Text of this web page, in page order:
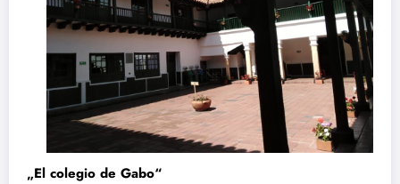
„El colegio de Gabo“